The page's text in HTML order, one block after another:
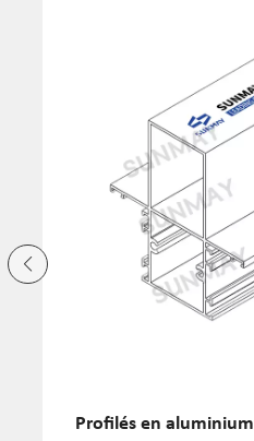
Profilé d'extrusion en